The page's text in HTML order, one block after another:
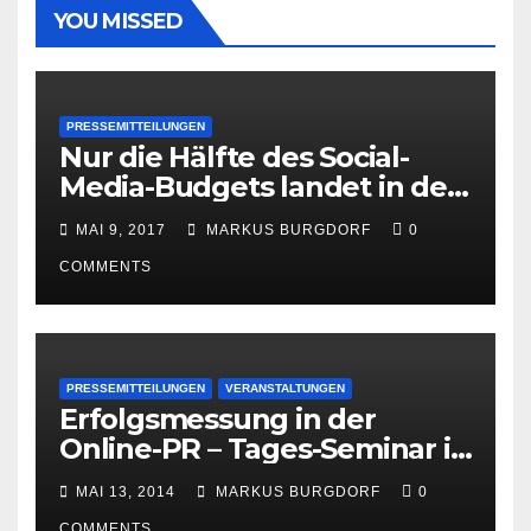
YOU MISSED
PRESSEMITTEILUNGEN
Nur die Hälfte des Social-
Media-Budgets landet in der
PRMAI 9, 2017 MARKUS BURGDORF 0
COMMENTS
PRESSEMITTEILUNGEN VERANSTALTUNGEN
Erfolgsmessung in der
Online-PR – Tages-Seminar in
Hamburg am 23. Juni 2014
MAI 13, 2014 MARKUS BURGDORF 0